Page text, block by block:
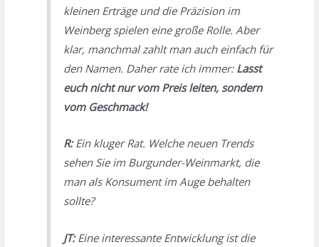
kleinen Erträge und die Präzision im
Weinberg spielen eine große Rolle. Aber
klar, manchmal zahlt man auch einfach für
den Namen. Daher rate ich immer: Lasst
euch nicht nur vom Preis leiten, sondern
vom Geschmack!
R:Ein kluger Rat. Welche neuen Trends
sehen Sie im Burgunder-Weinmarkt, die
man als Konsument im Auge behalten
sollte?
JT:Eine interessante Entwicklung ist die